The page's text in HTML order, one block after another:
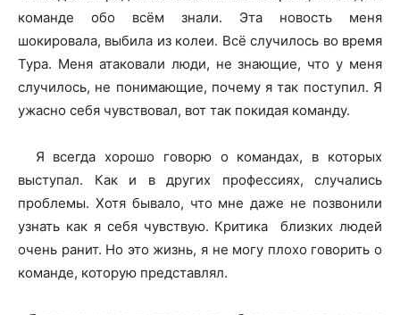
команде обо всём знали. Эта новость меня
шокировала, выбила из колеи. Всё случилось во время
Тура. Меня атаковали люди, не знающие, что у меня
случилось, не понимающие, почему я так поступил. Я
ужасно себя чувствовал, вот так покидая команду.
Я всегда хорошо говорю о командах, в которых
выступал. Как и в других профессиях, случались
проблемы. Хотя бывало, что мне даже не позвонили
узнать как я себя чувствую. Критика близких людей
очень ранит. Но это жизнь, я не могу плохо говорить о
команде, которую представлял.